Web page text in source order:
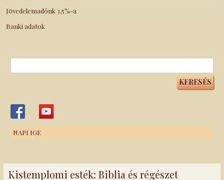
Jövedelemadónk 3,5%-a
Banki adatok
NAPI IGE
Kistemplomi esték: Biblia és régészet